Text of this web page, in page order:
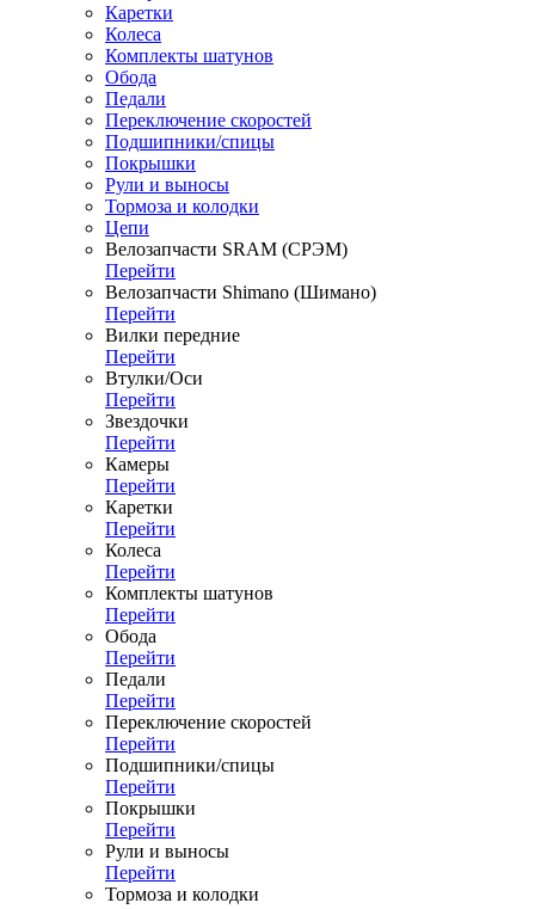
Каретки
Колеса
Комплекты шатунов
Обода
Педали
Переключение скоростей
Подшипники/спицы
Покрышки
Рули и выносы
Тормоза и колодки
Цепи
Велозапчасти SRAM (СРЭМ)
Перейти
Велозапчасти Shimano (Шимано)
Перейти
Вилки передние
Перейти
Втулки/Оси
Перейти
Звездочки
Перейти
Камеры
Перейти
Каретки
Перейти
Колеса
Перейти
Комплекты шатунов
Перейти
Обода
Перейти
Педали
Перейти
Переключение скоростей
Перейти
Подшипники/спицы
Перейти
Покрышки
Перейти
Рули и выносы
Перейти
Тормоза и колодки